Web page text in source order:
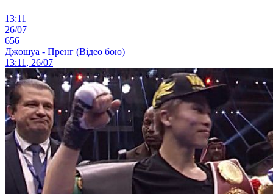
13:11
26/07
656
Джошуа - Пренг (Відео бою)
13:11, 26/07